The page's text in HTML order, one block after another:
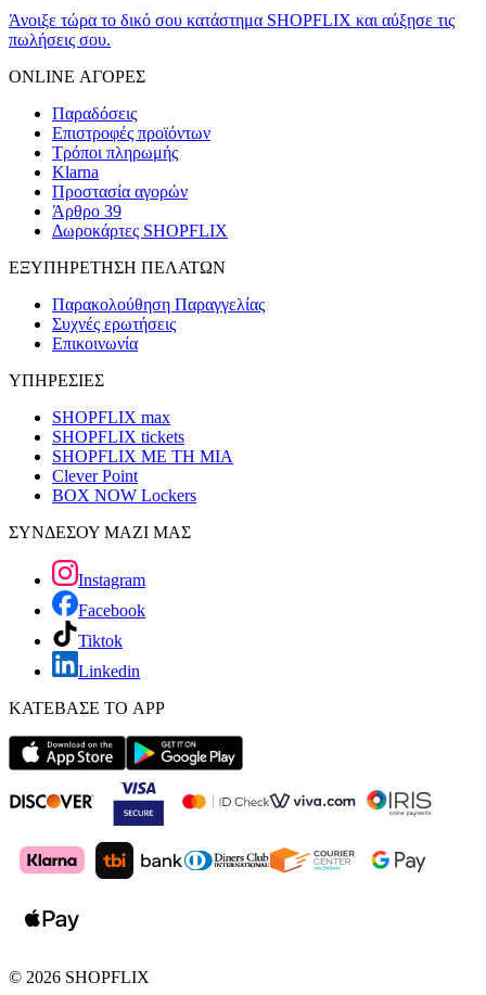
Άνοιξε τώρα το δικό σου κατάστημα SHOPFLIX και αύξησε τις
πωλήσεις σου.
ONLINE ΑΓΟΡΕΣ
Παραδόσεις
Επιστροφές προϊόντων
Τρόποι πληρωμής
Klarna
Προστασία αγορών
Άρθρο 39
Δωροκάρτες SHOPFLIX
ΕΞΥΠΗΡΕΤΗΣΗ ΠΕΛΑΤΩΝ
Παρακολούθηση Παραγγελίας
Συχνές ερωτήσεις
Επικοινωνία
ΥΠΗΡΕΣΙΕΣ
SHOPFLIX max
SHOPFLIX tickets
SHOPFLIX ΜΕ ΤΗ ΜΙΑ
Clever Point
BOX NOW Lockers
ΣΥΝΔΕΣΟΥ ΜΑΖΙ ΜΑΣ
Instagram
Facebook
Tiktok
Linkedin
ΚΑΤΕΒΑΣΕ ΤΟ APP
© 2026 SHOPFLIX